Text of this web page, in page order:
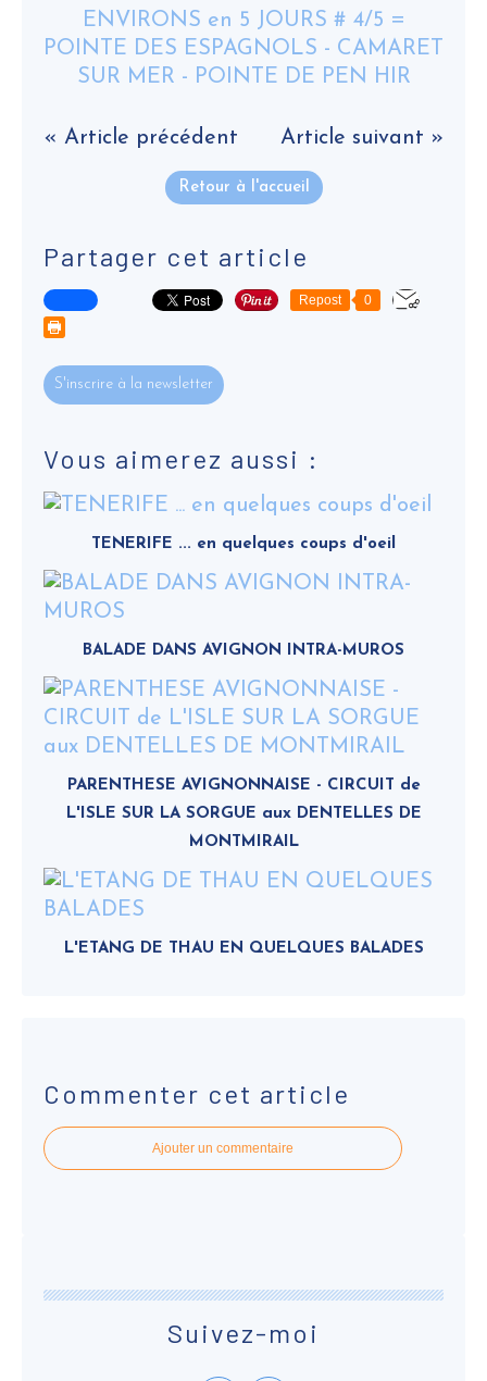
« Article précédent Article suivant »
Retour à l'accueil
Partager cet article
Repost 0
S'inscrire à la newsletter
Vous aimerez aussi :
TENERIFE ... en quelques coups d'oeil
BALADE DANS AVIGNON INTRA-MUROS
PARENTHESE AVIGNONNAISE - CIRCUIT de
L'ISLE SUR LA SORGUE aux DENTELLES DE
MONTMIRAIL
L'ETANG DE THAU EN QUELQUES BALADES
Commenter cet article
Ajouter un commentaire
Suivez-moi